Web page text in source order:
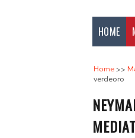
HOME
Home
verdeoro